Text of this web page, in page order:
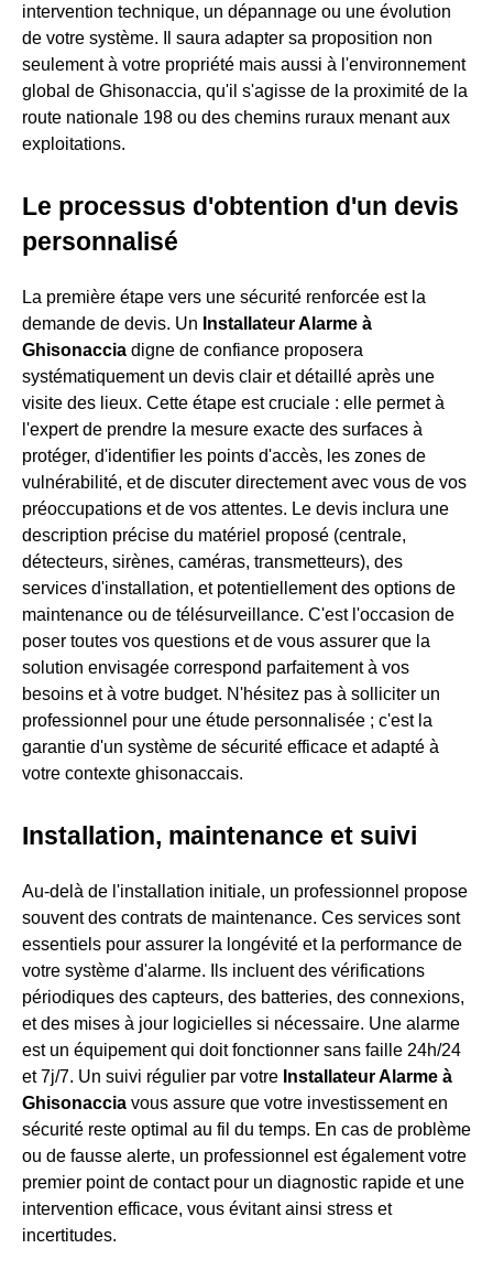
intervention technique, un dépannage ou une évolution
de votre système. Il saura adapter sa proposition non
seulement à votre propriété mais aussi à l'environnement
global de Ghisonaccia, qu'il s'agisse de la proximité de la
route nationale 198 ou des chemins ruraux menant aux
exploitations.
Le processus d'obtention d'un devis
personnalisé
La première étape vers une sécurité renforcée est la
demande de devis. Un Installateur Alarme à
Ghisonaccia digne de confiance proposera
systématiquement un devis clair et détaillé après une
visite des lieux. Cette étape est cruciale : elle permet à
l'expert de prendre la mesure exacte des surfaces à
protéger, d'identifier les points d'accès, les zones de
vulnérabilité, et de discuter directement avec vous de vos
préoccupations et de vos attentes. Le devis inclura une
description précise du matériel proposé (centrale,
détecteurs, sirènes, caméras, transmetteurs), des
services d'installation, et potentiellement des options de
maintenance ou de télésurveillance. C'est l'occasion de
poser toutes vos questions et de vous assurer que la
solution envisagée correspond parfaitement à vos
besoins et à votre budget. N'hésitez pas à solliciter un
professionnel pour une étude personnalisée ; c'est la
garantie d'un système de sécurité efficace et adapté à
votre contexte ghisonaccais.
Installation, maintenance et suivi
Au-delà de l'installation initiale, un professionnel propose
souvent des contrats de maintenance. Ces services sont
essentiels pour assurer la longévité et la performance de
votre système d'alarme. Ils incluent des vérifications
périodiques des capteurs, des batteries, des connexions,
et des mises à jour logicielles si nécessaire. Une alarme
est un équipement qui doit fonctionner sans faille 24h/24
et 7j/7. Un suivi régulier par votre Installateur Alarme à
Ghisonaccia vous assure que votre investissement en
sécurité reste optimal au fil du temps. En cas de problème
ou de fausse alerte, un professionnel est également votre
premier point de contact pour un diagnostic rapide et une
intervention efficace, vous évitant ainsi stress et
incertitudes.